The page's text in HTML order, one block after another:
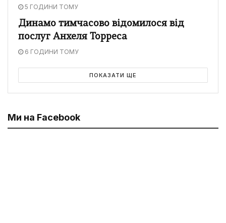
5 ГОДИНИ ТОМУ
Динамо тимчасово відомилося від
послуг Анхеля Торреса
6 ГОДИНИ ТОМУ
ПОКАЗАТИ ЩЕ
Ми на Facebook